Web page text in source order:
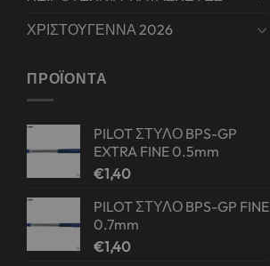
ΧΡΙΣΤΟΥΓΕΝΝΑ 2026
ΠΡΟΪΌΝΤΑ
PILOT ΣΤΥΛΟ BPS-GP
EXTRA FINE 0.5mm
€1,40
PILOT ΣΤΥΛΟ BPS-GP FINE
0.7mm
€1,40